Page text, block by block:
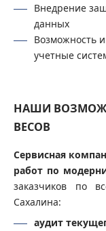
Внедрение
данных
Возможность
учетные
НАШИ
ВЕСОВ
Сервисная
работ по
заказчиков по
Сахалина:
аудит